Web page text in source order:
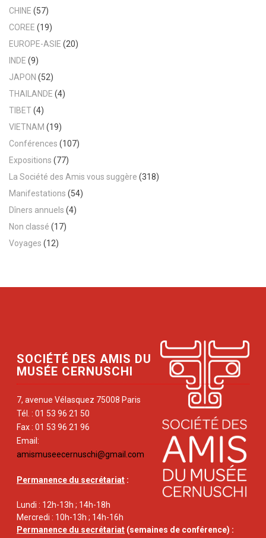
CHINE (57)
COREE (19)
EUROPE-ASIE (20)
INDE (9)
JAPON (52)
THAILANDE (4)
TIBET(4)
VIETNAM (19)
Conférences (107)
Expositions (77)
La Société des Amis vous suggère (318)
Manifestations (54)
Dîners annuels (4)
Non classé (17)
Voyages (12)
SOCIÉTÉ DES AMIS DU
MUSÉE CERNUSCHI
7, avenue Vélasquez 75008 Paris
Tél. : 01 53 96 21 50
Fax : 01 53 96 21 96
Email:
amismuseecernuschi@gmail.com
Permanence du secrétariat :
Lundi : 12h-13h ; 14h-18h
Mercredi : 10h-13h ; 14h-16h
Permanence du secrétariat (semaines de conférence) :